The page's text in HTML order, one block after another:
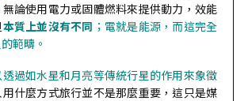
論使用電力或固體燃料來提供動力，效能
本質上並沒有不同 ；電就是能源，而這完全
範疇。
過如水星和月亮等傳統行星的作用來象徵
用什麼方式旅行並不是那麼重要，這只是媒